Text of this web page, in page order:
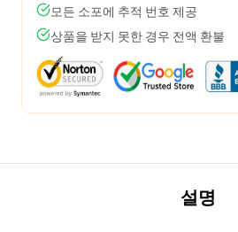
모든 소포에 추적 번호 제공
상품을 받지 못한 경우 전액 환불
설명